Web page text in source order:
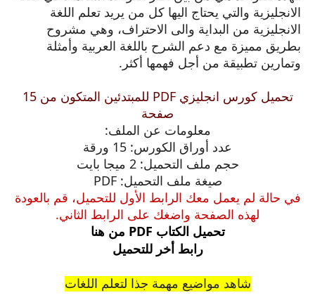
الانجليزية والتي يحتاج اليها كل من يريد تعلم اللغة
الانجليزية من البداية والى الاحتراف، وهي مشروح
بطريق مميزة مع دعم الشرح باللغة العربية وأمثلة
وتمارين تطبيقة من أجل فهمها أكثر.
تحميل كورس انجليزي PDF للمبتدئين المتكون من 15
صفحة
معلومات عن الملف:
عدد أوراق الكورس: 15 ورقة
حجم ملف التحميل: 2 ميجا بايت
صيغة ملف التحميل: PDF
في حالة لم يعمل معك الرابط الأول للتحميل، قم بالعودة
لهذه الصفحة واضغك على الرابط الثاني.
تحميل الكتاب PDF من هنا
رابط أخر للتحميل
شاهد مواضيع مهمة جذا لتعلم اللغات